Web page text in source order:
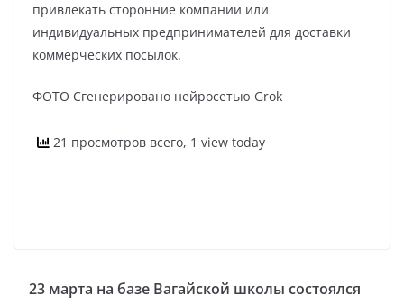
привлекать сторонние компании или
индивидуальных предпринимателей для доставки
коммерческих посылок.
ФОТО Сгенерировано нейросетью Grok
21 просмотров всего, 1 view today
23 марта на базе Вагайской школы состоялся